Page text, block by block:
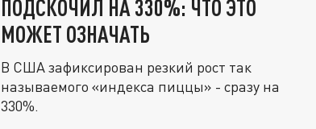
ПОДСКОЧИЛ НА 330%: ЧТО ЭТО
МОЖЕТ ОЗНАЧАТЬ
В США зафиксирован резкий рост так
называемого «индекса пиццы» - сразу на
330%.